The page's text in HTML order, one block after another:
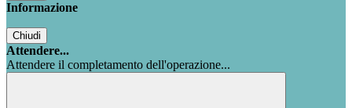
Informazione
Chiudi
Attendere...
Attendere il completamento dell'operazione...